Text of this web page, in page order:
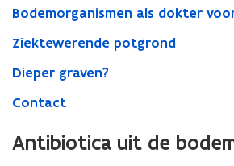
Bodemorganismen als dokter
Ziektewerende potgrond
Dieper graven?
Contact
Antibiotica uit de